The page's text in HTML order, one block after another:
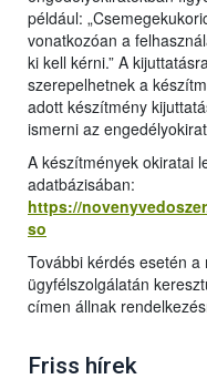
például:
vonatkozóan a
ki kell kérni.” A
szerepelhetnek a
adott készítmény
ismerni az
A készítmények okiratai
adatbázisában:
https://
so
További kérdés esetén
ügyfélszolgálatán
címen állnak
Friss hírek